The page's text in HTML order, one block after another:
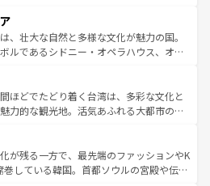
ンズでは、音楽と美食が融合した独特の
者はアメリカの各地域で異なる魅力を楽
多様性と豊かな歴史を感じることができ
ルだ。 なお、新着のアメリカ
一覧を参照してほしい。
い。また、定番の観光地といえばオアフ
然を求めるならマウイ島やカウアイ島が
ルドグリーンに輝く海をはじめ、豊かな
心で訪れる人々を迎えてくれるハワイの
ーカルフードやハワイアンミュージッ
ダンスなど、すべてがハワイの魅力を彩
。 なお、新着のハワイ情報
を参照してほしい。
、壮大な自然と多様な文化が魅力の国。
ルであるシドニー・オペラハウス、オー
中央部にそびえるウルル（エアーズロッ
の美しい原生林やケアンズの熱帯雨林な
くさん。また、カフェやワイン、オージ
ティも充実しており、サーフィンやダイ
グなど、アウトドア好きにはたまらな
アの多彩な魅力を存分に味わいつくそ
ほどでたどり着く台湾は、多彩な文化と
力的な観光地。活気あふれる大都市の台
岳地帯である台湾東部など、都市の喧騒
共存しており、訪れる人に新しい発見と
くれる。また、奥深い台湾の食文化も魅
が残る一方で、最先端のファッションやK
巻している韓国。首都ソウルの宮殿や伝統